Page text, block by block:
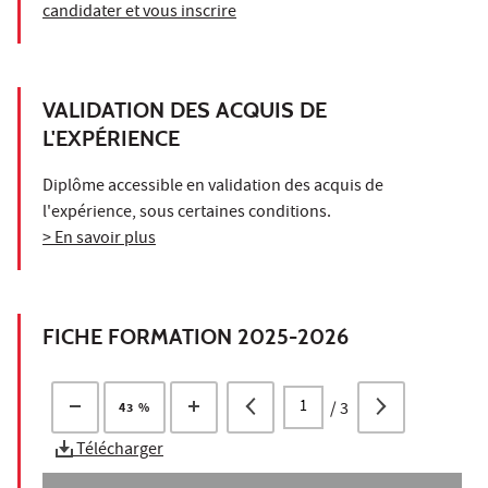
candidater et vous inscrire
VALIDATION DES ACQUIS DE
L'EXPÉRIENCE
Diplôme accessible en validation des acquis de
l'expérience, sous certaines conditions.
> En savoir plus
FICHE FORMATION 2025-2026
43 % /3
Télécharger